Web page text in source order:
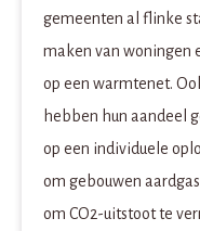
gemeenten al flinke
maken van woningen
op een warmtenet.
hebben hun aandeel
op een individuele
om gebouwen
om CO2-uitstoot te